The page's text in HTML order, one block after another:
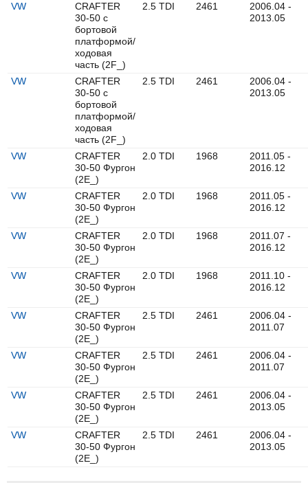
VW
CRAFTER
30-50 c
бортовой
платформой/
ходовая
часть (2F_)
2.5 TDI 2461
2006.04 -
2013.05
VW
CRAFTER
30-50 c
бортовой
платформой/
ходовая
часть (2F_)
2.5 TDI 2461
2006.04 -
2013.05
VW
CRAFTER
30-50 Фургон
(2E_)
2.0 TDI 1968
2011.05 -
2016.12
VW
CRAFTER
30-50 Фургон
(2E_)
2.0 TDI 1968
2011.05 -
2016.12
VW
CRAFTER
30-50 Фургон
(2E_)
2.0 TDI 1968
2011.07 -
2016.12
VW
CRAFTER
30-50 Фургон
(2E_)
2.0 TDI 1968
2011.10 -
2016.12
VW
CRAFTER
30-50 Фургон
(2E_)
2.5 TDI 2461
2006.04 -
2011.07
VW
CRAFTER
30-50 Фургон
(2E_)
2.5 TDI 2461
2006.04 -
2011.07
VW
CRAFTER
30-50 Фургон
(2E_)
2.5 TDI 2461
2006.04 -
2013.05
VW
CRAFTER
30-50 Фургон
(2E_)
2.5 TDI 2461
2006.04 -
2013.05